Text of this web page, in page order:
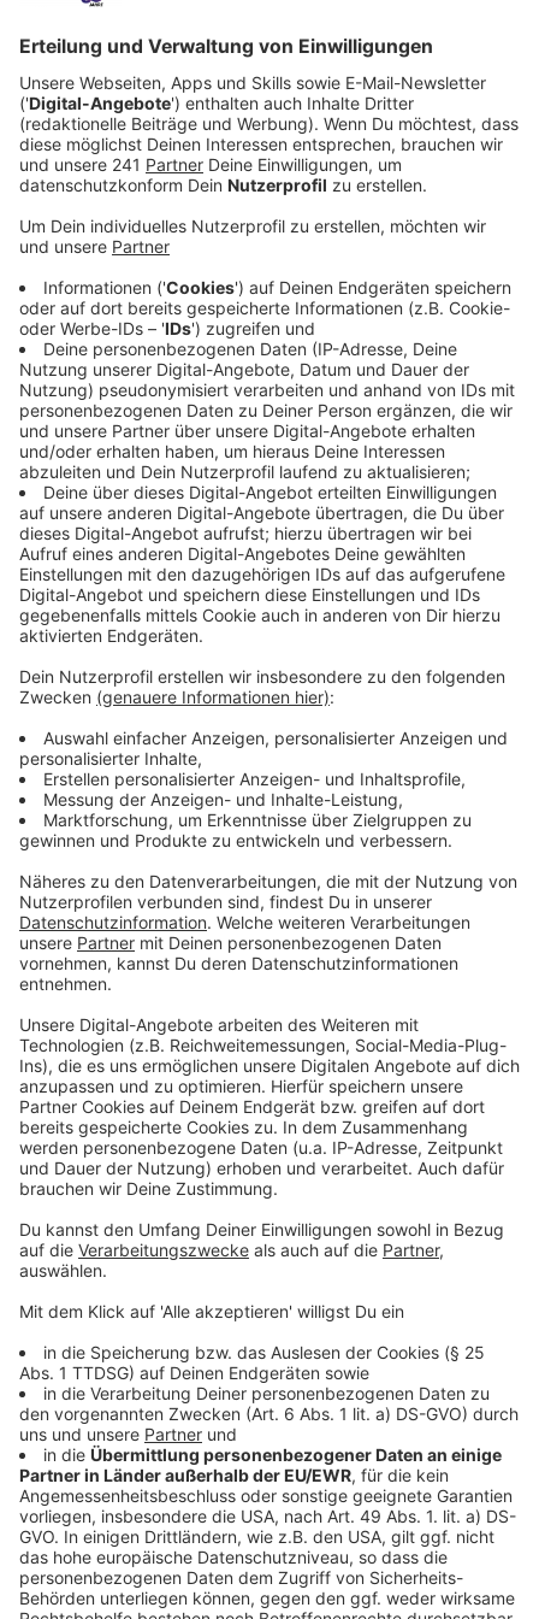
Bayer und Vielfalt im Arbeitsmarkt
Bayer bleibt seiner Verpflichtung zur Förderung von
Vielfalt und Chancengleichheit im Arbeitsmarkt treu.
Auf Anfrage von Radio Leverkusen betont Bayer, dass
es darum gehe, Talente zu fördern und ein
leistungsstarkes Unternehmen zu bleiben. Die
Entwicklungen in den USA werden aufmerksam
beobachtet, doch Bayer hält an seinen Diversity-
Programmen fest.
Anzeige
Klinikum Leverkusen und Inklusion
Anzeige
Auch das Klinikum Leverkusen setzt weiterhin auf
Vielfalt und Inklusion. Diskriminierung aufgrund von
Herkunft, Religion, Geschlecht oder sexueller
Orientierung wird sowohl bei Patienten als auch beim
Personal abgelehnt. Das Klinikum unterstützt zudem
den Christopher Street Day (CSD) in Leverkusen und
zeigt sich von Trumps Politik unbeeindruckt.
Anzeige
Mehr Nachrichten aus Leverkusen
Anzeige
Die Supermarkt-Situation in Leverkusen
Padel: neuer Trendsport in Leverkusen
Mauersegler in Leverkusen
Anzeige
Anzeige